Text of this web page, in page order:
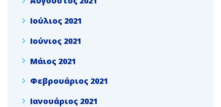
Ιούλιος 2021
Ιούνιος 2021
Μάιος 2021
Φεβρουάριος 2021
Ιανουάριος 2021